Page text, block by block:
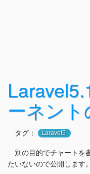
ーネン
タグ： Laravel5
別の目的でチャートを
たいないので公開します。